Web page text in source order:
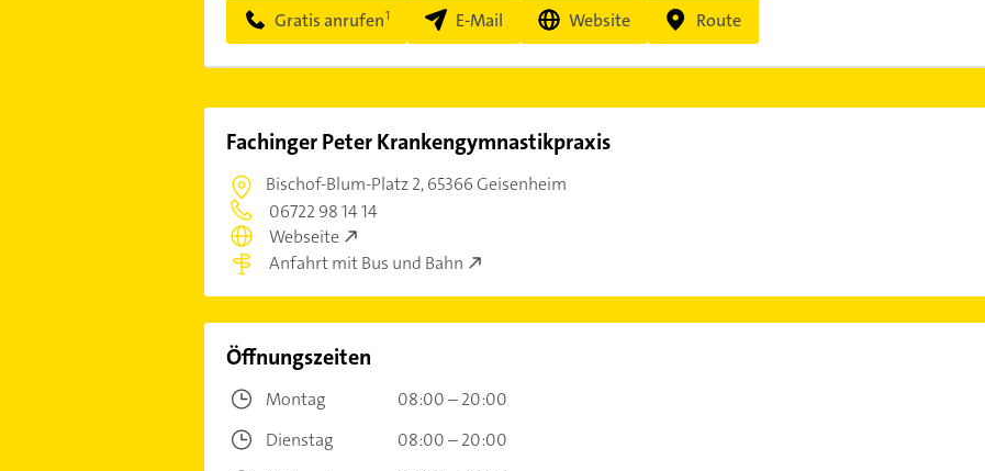
Gratis anrufen E-Mail Website Route
Fachinger Peter Krankengymnastikpraxis
Bischof-Blum-Platz 2,65366 Geisenheim
06722 98 14 14
Webseite
Anfahrt mit Bus und Bahn
Öffnungszeiten
Montag
08:00 – 20:00
Dienstag
08:00 – 20:00